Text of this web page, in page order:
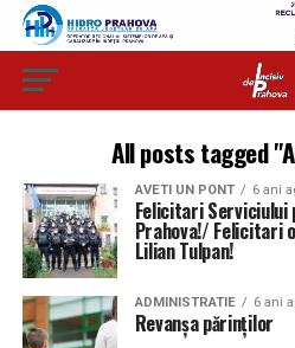
All posts tagged
AVETI UN PONT 6 ani
Felicitari Serviciului
Prahova!/ Felicitari
Lilian Tulpan!
ADMINISTRATIE 6 ani
Revanșa părinților